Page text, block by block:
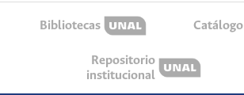
Bibliotecas Catálogo
Repositorio
institucional